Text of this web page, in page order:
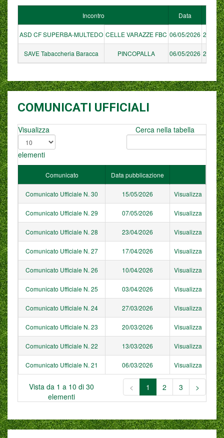
Incontro Data
ASD CF SUPERBA-MULTEDO CELLE VARAZZE FBC 06/05/2026 21:00
SAVE Tabaccheria Baracca PINCOPALLA 06/05/2026 22:00
COMUNICATI UFFICIALI
Visualizza
elementi
Cerca nella tabella
Comunicato Data pubblicazione
Comunicato Ufficiale N. 30 15/05/2026 Visualizza
Comunicato Ufficiale N. 29 07/05/2026 Visualizza
Comunicato Ufficiale N. 28 23/04/2026 Visualizza
Comunicato Ufficiale N. 27 17/04/2026 Visualizza
Comunicato Ufficiale N. 26 10/04/2026 Visualizza
Comunicato Ufficiale N. 25 03/04/2026 Visualizza
Comunicato Ufficiale N. 24 27/03/2026 Visualizza
Comunicato Ufficiale N. 23 20/03/2026 Visualizza
Comunicato Ufficiale N. 22 13/03/2026 Visualizza
Comunicato Ufficiale N. 21 06/03/2026 Visualizza
Vista da 1 a 10 di 30
elementi
< 1 2 3 >